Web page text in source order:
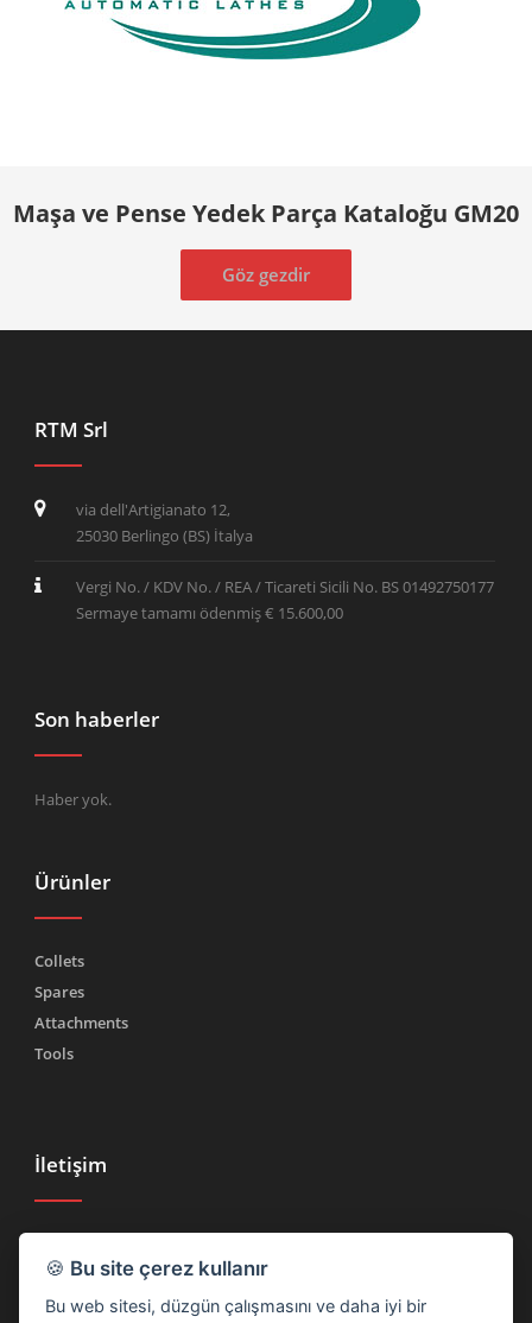
Maşa ve Pense Yedek Parça Kataloğu GM20
Göz gezdir
RTM Srl
via dell'Artigianato 12,
25030 Berlingo (BS) İtalya
Vergi No. / KDV No. / REA / Ticareti Sicili No. BS 01492750177
Sermaye tamamı ödenmiş € 15.600,00
Son haberler
Haber yok.
Ürünler
Collets
Spares
Attachments
Tools
İletişim
Faks (+39) 030 2753090
🍪 Bu site çerez kullanır
Bu web sitesi, düzgün çalışmasını ve daha iyi bir